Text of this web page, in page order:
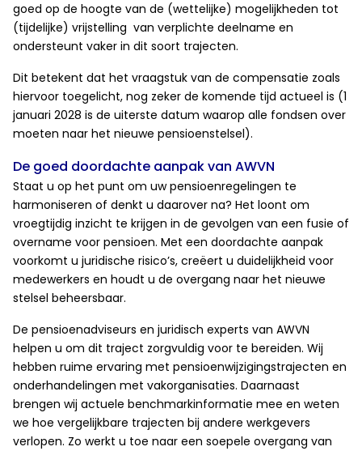
goed op de hoogte van de (wettelijke) mogelijkheden tot
(tijdelijke) vrijstelling van verplichte deelname en
ondersteunt vaker in dit soort trajecten.
Dit betekent dat het vraagstuk van de compensatie zoals
hiervoor toegelicht, nog zeker de komende tijd actueel is (1
januari 2028 is de uiterste datum waarop alle fondsen over
moeten naar het nieuwe pensioenstelsel).
De goed doordachte aanpak van AWVN
Staat u op het punt om uw pensioenregelingen te
harmoniseren of denkt u daarover na? Het loont om
vroegtijdig inzicht te krijgen in de gevolgen van een fusie of
overname voor pensioen. Met een doordachte aanpak
voorkomt u juridische risico’s, creëert u duidelijkheid voor
medewerkers en houdt u de overgang naar het nieuwe
stelsel beheersbaar.
De pensioenadviseurs en juridisch experts van AWVN
helpen u om dit traject zorgvuldig voor te bereiden. Wij
hebben ruime ervaring met pensioenwijzigingstrajecten en
onderhandelingen met vakorganisaties. Daarnaast
brengen wij actuele benchmarkinformatie mee en weten
we hoe vergelijkbare trajecten bij andere werkgevers
verlopen. Zo werkt u toe naar een soepele overgang van